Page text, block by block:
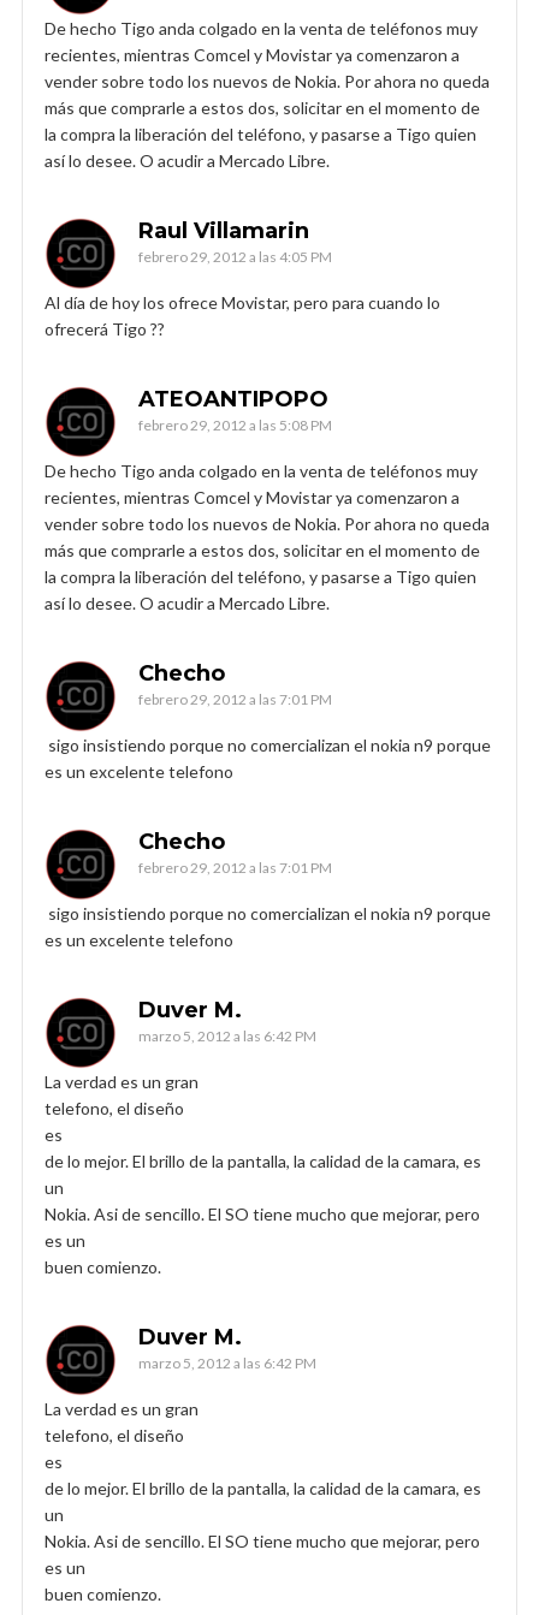
De hecho Tigo anda colgado en la venta de teléfonos muy
recientes, mientras Comcel y Movistar ya comenzaron a
vender sobre todo los nuevos de Nokia. Por ahora no queda
más que comprarle a estos dos, solicitar en el momento de
la compra la liberación del teléfono, y pasarse a Tigo quien
así lo desee. O acudir a Mercado Libre.
Raul Villamarin
febrero 29, 2012 a las 4:05 PM
Al día de hoy los ofrece Movistar, pero para cuando lo
ofrecerá Tigo ??
ATEOANTIPOPO
febrero 29, 2012 a las 5:08 PM
De hecho Tigo anda colgado en la venta de teléfonos muy
recientes, mientras Comcel y Movistar ya comenzaron a
vender sobre todo los nuevos de Nokia. Por ahora no queda
más que comprarle a estos dos, solicitar en el momento de
la compra la liberación del teléfono, y pasarse a Tigo quien
así lo desee. O acudir a Mercado Libre.
Checho
febrero 29, 2012 a las 7:01 PM
sigo insistiendo porque no comercializan el nokia n9 porque
es un excelente telefono
Checho
febrero 29, 2012 a las 7:01 PM
sigo insistiendo porque no comercializan el nokia n9 porque
es un excelente telefono
Duver M.
marzo 5, 2012 a las 6:42 PM
La verdad es un gran
telefono, el diseño
es
de lo mejor. El brillo de la pantalla, la calidad de la camara, es
un
Nokia. Asi de sencillo. El SO tiene mucho que mejorar, pero
es un
buen comienzo.
Duver M.
marzo 5, 2012 a las 6:42 PM
La verdad es un gran
telefono, el diseño
es
de lo mejor. El brillo de la pantalla, la calidad de la camara, es
un
Nokia. Asi de sencillo. El SO tiene mucho que mejorar, pero
es un
buen comienzo.